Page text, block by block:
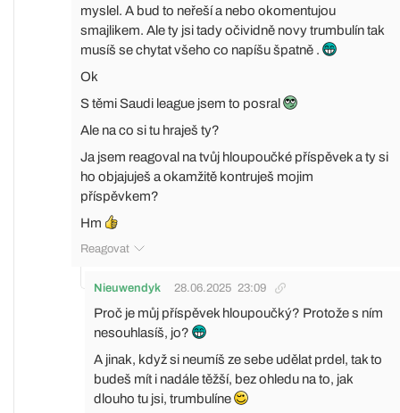
myslel. A bud to neřeší a nebo okomentujou
smajlikem. Ale ty jsi tady očividně novy trumbulín tak
musíš se chytat všeho co napíšu špatně .
Ok
S těmi Saudi league jsem to posral
Ale na co si tu hraješ ty?
Ja jsem reagoval na tvůj hloupoučké příspěvek a ty si
ho objajuješ a okamžitě kontruješ mojim
příspěvkem?
Hm
Reagovat
Nieuwendyk 28.06.2025 23:09
Proč je můj příspěvek hloupoučký? Protože s ním
nesouhlasíš, jo?
A jinak, když si neumíš ze sebe udělat prdel, tak to
budeš mít i nadále těžší, bez ohledu na to, jak
dlouho tu jsi, trumbulíne